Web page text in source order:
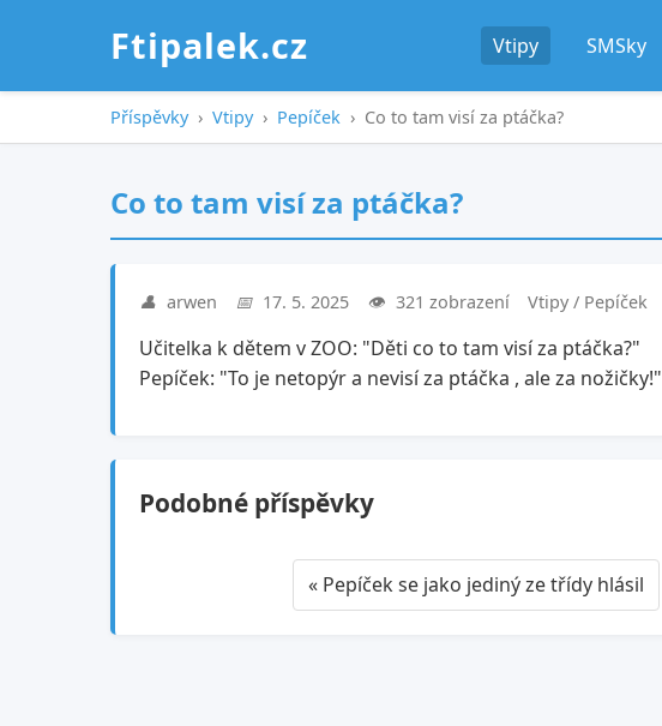
Ftipalek.cz Vtipy SMSky
Příspěvky › Vtipy › Pepíček › Co to tam visí za ptáčka?
Co to tam visí za ptáčka?
👤 arwen 📅 17. 5. 2025 👁️ 321 zobrazení Vtipy / Pepíček
Učitelka k dětem v ZOO: "Děti co to tam visí za ptáčka?"
Pepíček: "To je netopýr a nevisí za ptáčka , ale za nožičky!"
Podobné příspěvky
« Pepíček se jako jediný ze třídy hlásil